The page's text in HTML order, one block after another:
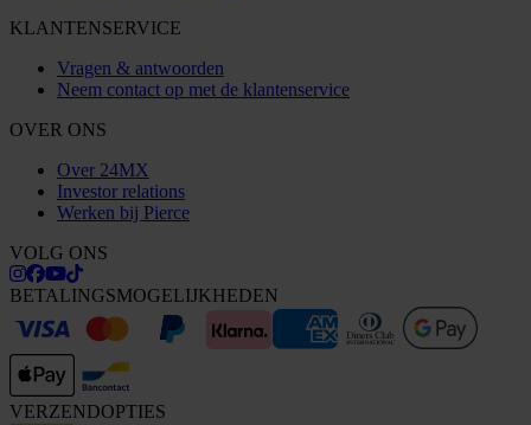
KLANTENSERVICE
Vragen & antwoorden
Neem contact op met de klantenservice
OVER ONS
Over 24MX
Investor relations
Werken bij Pierce
VOLG ONS
BETALINGSMOGELIJKHEDEN
VERZENDOPTIES